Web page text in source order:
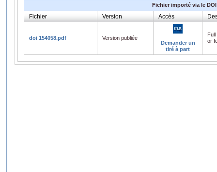
Fichier importé via le DOI
Fichier Version Accès
doi 154058.pdf
Version publiée
Demander un
tiré à part
or